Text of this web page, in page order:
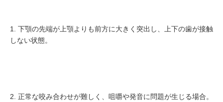
下顎の先端が上顎よりも前方に大きく突出し、上下の歯が接触
しない状態。
正常な咬み合わせが難しく、咀嚼や発音に問題が生じる場合。